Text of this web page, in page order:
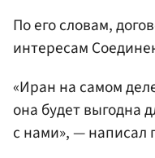
По его словам,
интересам
«Иран на самом
она будет выгодна
с нами», — написал